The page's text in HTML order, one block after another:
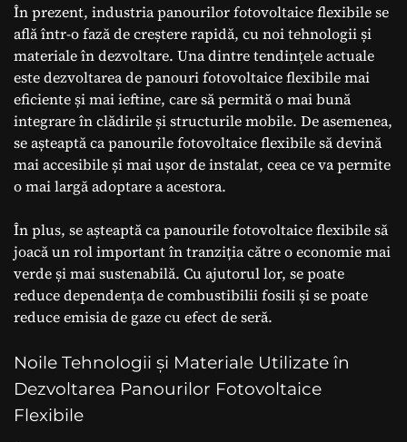
În prezent, industria panourilor fotovoltaice flexibile se
află într-o fază de creștere rapidă, cu noi tehnologii și
materiale în dezvoltare. Una dintre tendințele actuale
este dezvoltarea de panouri fotovoltaice flexibile mai
eficiente și mai ieftine, care să permită o mai bună
integrare în clădirile și structurile mobile. De asemenea,
se așteaptă ca panourile fotovoltaice flexibile să devină
mai accesibile și mai ușor de instalat, ceea ce va permite
o mai largă adoptare a acestora.
În plus, se așteaptă ca panourile fotovoltaice flexibile să
joacă un rol important în tranziția către o economie mai
verde și mai sustenabilă. Cu ajutorul lor, se poate
reduce dependența de combustibilii fosili și se poate
reduce emisia de gaze cu efect de seră.
Noile Tehnologii și Materiale Utilizate în
Dezvoltarea Panourilor Fotovoltaice
Flexibile